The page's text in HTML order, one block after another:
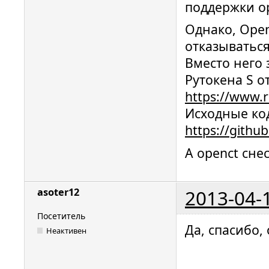
поддержки
Однако,
Вместо него
Рутокена S
https://
Исходные
https://
А openct
asoter12 2013-04-
Посетитель
Неактивен Да, спасибо,